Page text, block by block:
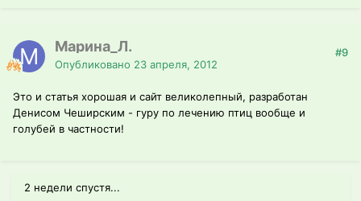
Марина_Л.
Опубликовано 23 апреля, 2012
#9
Это и статья хорошая и сайт великолепный, разработан
Денисом Чеширским - гуру по лечению птиц вообще и
голубей в частности!
2 недели спустя...